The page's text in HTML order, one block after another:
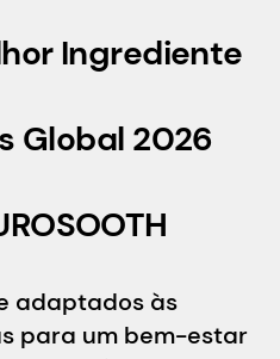
Ingrediente
Global 2026
adaptados às
para um bem-estar